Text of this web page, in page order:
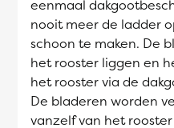
eenmaal
nooit meer de ladder
schoon te maken. De
het rooster liggen en
het rooster via de
De bladeren worden
vanzelf van het